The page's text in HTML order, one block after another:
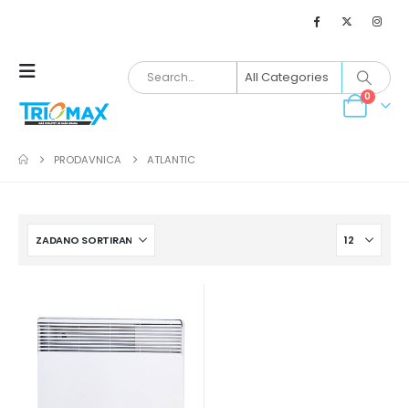
0
PRODAVNICA ATLANTIC